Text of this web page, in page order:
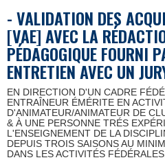
- VALIDATION DES
[VAE]AVEC LA RÉ
PÉDAGOGIQUE FOURNI
ENTRETIEN AVEC UN
EN DIRECTION D'UN CADRE
ENTRAÎNEUR ÉMÉRITE EN
D'ANIMATEUR/ANIMATEUR DE
& À UNE PERSONNE TRÉS
L'ENSEIGNEMENT DE LA
DEPUIS TROIS SAISONS AU
DANS LES ACTIVITÉS FÉDÉRALES.